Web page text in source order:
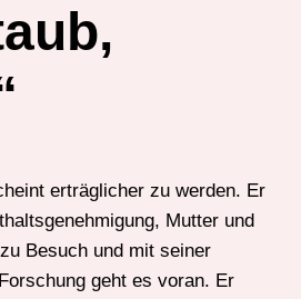
erträglicher zu werden. Er
Mutter und
Besuch und mit seiner
geht es voran. Er